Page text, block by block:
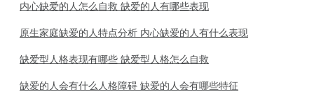
内心缺爱的人怎么自救 缺爱的人有哪些表现
原生家庭缺爱的人特点分析 内心缺爱的人有什么表现
缺爱型人格表现有哪些 缺爱型人格怎么自救
缺爱的人会有什么人格障碍 缺爱的人会有哪些特征